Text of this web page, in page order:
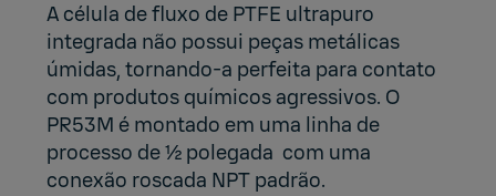
A célula de fluxo de PTFE ultrapuro
integrada não possui peças metálicas
úmidas, tornando-a perfeita para contato
com produtos químicos agressivos. O
PR53M é montado em uma linha de
processo de ½ polegada com uma
conexão roscada NPT padrão.